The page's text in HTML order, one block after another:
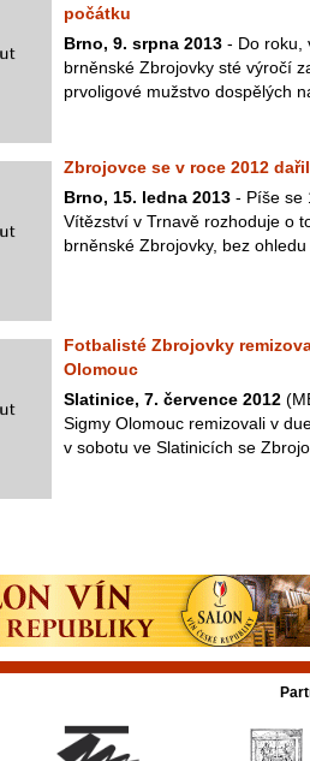
počátku
Brno, 9. srpna 2013 - Do roku,
brněnské Zbrojovky sté výročí
prvoligové mužstvo dospělých
Zbrojovce se v roce 2012
Brno, 15. ledna 2013 - Píše se
Vítězství v Trnavě rozhoduje o
brněnské Zbrojovky, bez
Fotbalisté Zbrojovky
Olomouc
Slatinice, 7. července 2012
Sigmy Olomouc remizovali v
v sobotu ve Slatinicích se